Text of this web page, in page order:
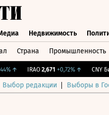
Недвижимость
Страна Промышленность
↑ IRAO 2,671 +0,72%↑ CNY
Выбор редакции Выборы в